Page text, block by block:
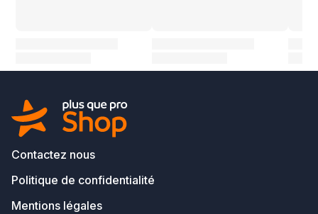
Contactez nous
Politique de confidentialité
Mentions légales